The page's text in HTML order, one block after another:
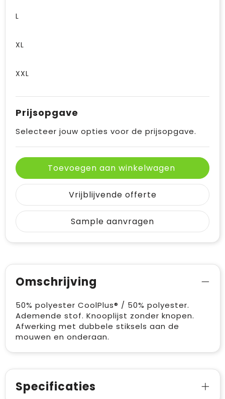
L
XL
XXL
Prijsopgave
Selecteer jouw opties voor de prijsopgave.
Toevoegen aan winkelwagen
Vrijblijvende offerte
Sample aanvragen
Omschrijving
50% polyester CoolPlus® / 50% polyester.
Ademende stof. Knooplijst zonder knopen.
Afwerking met dubbele stiksels aan de
mouwen en onderaan.
Specificaties